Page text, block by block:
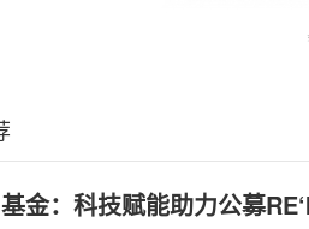
金：科技赋能助力公募